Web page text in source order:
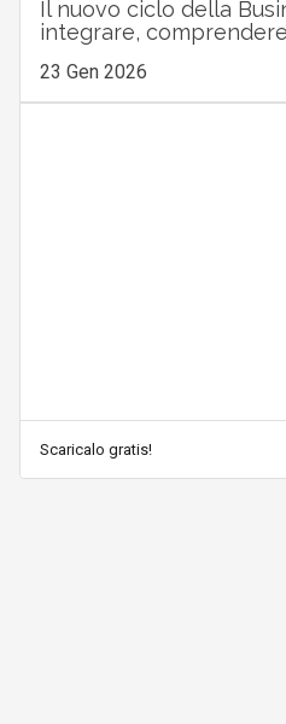
Il nuovo ciclo della
integrare,
23 Gen 2026
Scaricalo gratis!